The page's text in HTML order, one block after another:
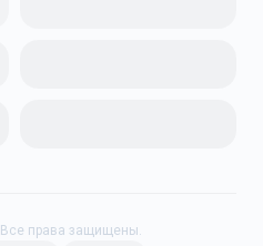
Все права защищены.